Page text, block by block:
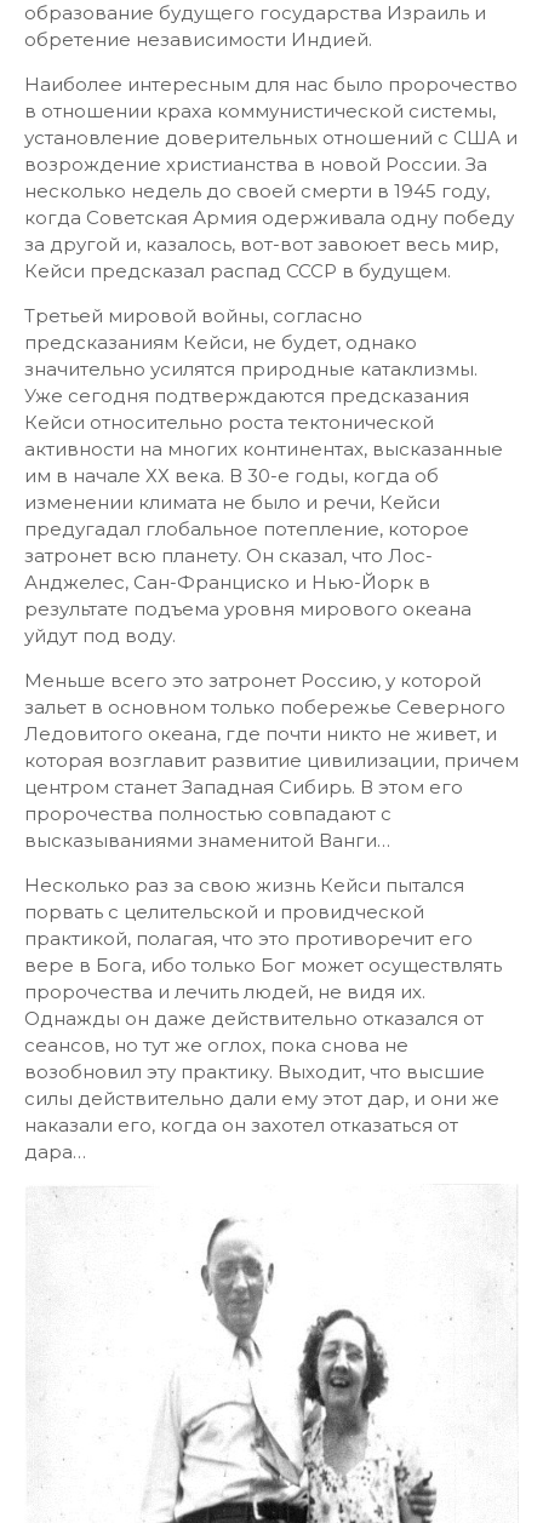
образование будущего государства Израиль и
обретение независимости Индией.
Наиболее интересным для нас было пророчество
в отношении краха коммунистической системы,
установление доверительных отношений с США и
возрождение христианства в новой России. За
несколько недель до своей смерти в 1945 году,
когда Советская Армия одерживала одну победу
за другой и, казалось, вот-вот завоюет весь мир,
Кейси предсказал распад СССР в будущем.
Третьей мировой войны, согласно
предсказаниям Кейси, не будет, однако
значительно усилятся природные катаклизмы.
Уже сегодня подтверждаются предсказания
Кейси относительно роста тектонической
активности на многих континентах, высказанные
им в начале ХХ века. В 30-е годы, когда об
изменении климата не было и речи, Кейси
предугадал глобальное потепление, которое
затронет всю планету. Он сказал, что Лос-
Анджелес, Сан-Франциско и Нью-Йорк в
результате подъема уровня мирового океана
уйдут под воду.
Меньше всего это затронет Россию, у которой
зальет в основном только побережье Северного
Ледовитого океана, где почти никто не живет, и
которая возглавит развитие цивилизации, причем
центром станет Западная Сибирь. В этом его
пророчества полностью совпадают с
высказываниями знаменитой Ванги…
Несколько раз за свою жизнь Кейси пытался
порвать с целительской и провидческой
практикой, полагая, что это противоречит его
вере в Бога, ибо только Бог может осуществлять
пророчества и лечить людей, не видя их.
Однажды он даже действительно отказался от
сеансов, но тут же оглох, пока снова не
возобновил эту практику. Выходит, что высшие
силы действительно дали ему этот дар, и они же
наказали его, когда он захотел отказаться от
дара…